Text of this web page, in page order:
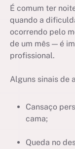
É comum ter
quando a
ocorrendo pelo
de um mês — é
profissional.
Alguns sinais de
Cansaço
cama;
Queda no